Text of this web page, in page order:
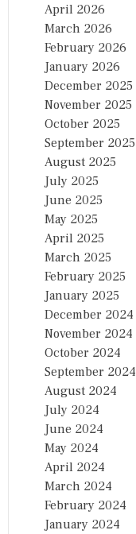
April 2026
March 2026
February 2026
January 2026
December 2025
November 2025
October 2025
September 2025
August 2025
July 2025
June 2025
May 2025
April 2025
March 2025
February 2025
January 2025
December 2024
November 2024
October 2024
September 2024
August 2024
July 2024
June 2024
May 2024
April 2024
March 2024
February 2024
January 2024